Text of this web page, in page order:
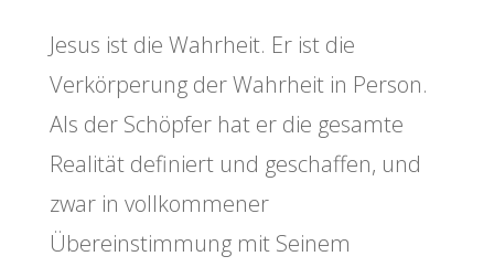
Jesus ist die Wahrheit. Er ist die
Verkörperung der Wahrheit in Person.
Als der Schöpfer hat er die gesamte
Realität definiert und geschaffen, und
zwar in vollkommener
Übereinstimmung mit Seinem